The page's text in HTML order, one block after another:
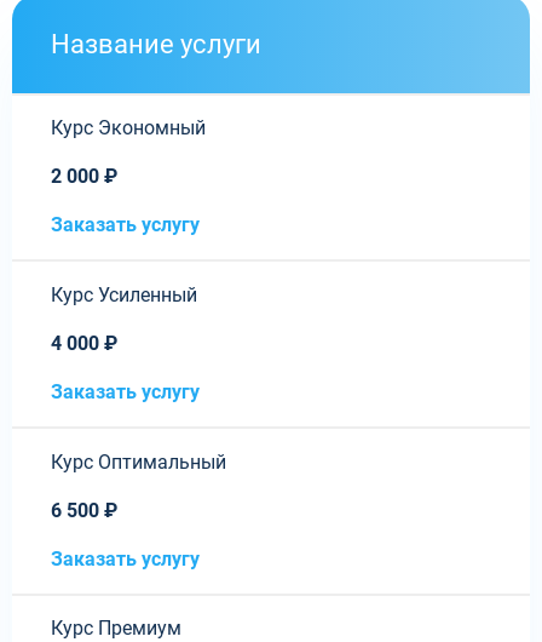
Название услуги
Курс Экономный
2 000 ₽
Заказать услугу
Курс Усиленный
4 000 ₽
Заказать услугу
Курс Оптимальный
6 500 ₽
Заказать услугу
Курс Премиум